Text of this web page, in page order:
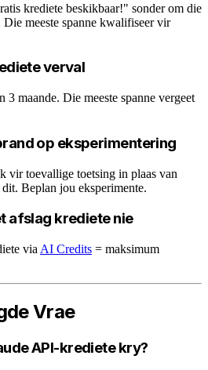
krediete beskikbaar!" sonder om die
meeste spanne kwalifiseer vir
verval
maande. Die meeste spanne vergeet
op eksperimentering
vir toevallige toetsing in plaas van
Beplan jou eksperimente.
afslag krediete nie
via AI Credits = maksimum
Vrae
API-krediete kry?